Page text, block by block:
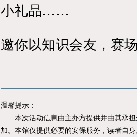
小礼品……
邀你以知识会友，赛
温馨提示：
本次活动信息由主办方提供并由其承担
加。本馆仅提供必要的安保服务，读者自